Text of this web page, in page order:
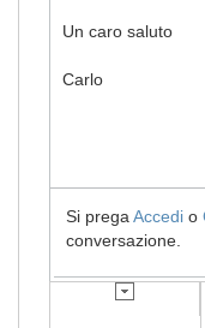
Un caro saluto
Carlo
Si prega Accedi o
conversazione.